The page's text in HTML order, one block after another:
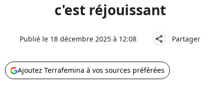
c'est réjouissant
Publié le 18 décembre 2025 à 12:08 share Partager
Ajoutez Terrafemina à vos sources préférées